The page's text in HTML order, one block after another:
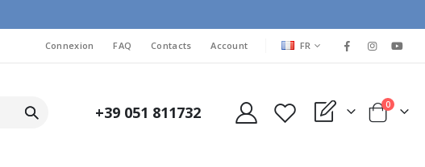
Connexion FAQ Contacts Account LANGUAGE
FR
+39 051 811732 My Quote Cart
0items